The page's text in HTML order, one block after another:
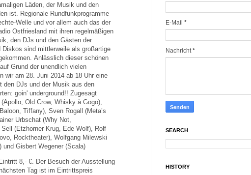
Läden, der Musik und den
ist. Regionale Rundfunkprogramme
Welle und vor allem auch das der
Ostfriesland mit ihren regelmäßigen
den DJs und den Gästen der
Diskos sind mittlerweile als großartige
Anlässlich dieser schönen
Grund der unendlich vielen
wir am 28. Juni 2014 ab 18 Uhr eine
den DJs und der Musik aus den
goin' underground!! Zugesagt
(Apollo, Old Crow, Whisky à Gogo),
Tiffany), Sven Rogall (Meta’s
Urbschat (Why Not,
(Etzhorner Krug, Ede Wolf), Rolf
Rocktheater), Wolfgang Milewski
und Gisbert Wegener (Scala)
8,- €. Der Besuch der Ausstellung
Tag ist im Eintrittspreis
E-Mail *
Nachricht*
SEARCH
HISTORY